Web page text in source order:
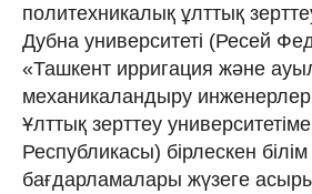
политехникалық ұлттық
Дубна университеті (Ресей
«Ташкент ирригация және
механикаландыру
Ұлттық зерттеу
Республикасы) бірлескен
бағдарламалары жүзеге